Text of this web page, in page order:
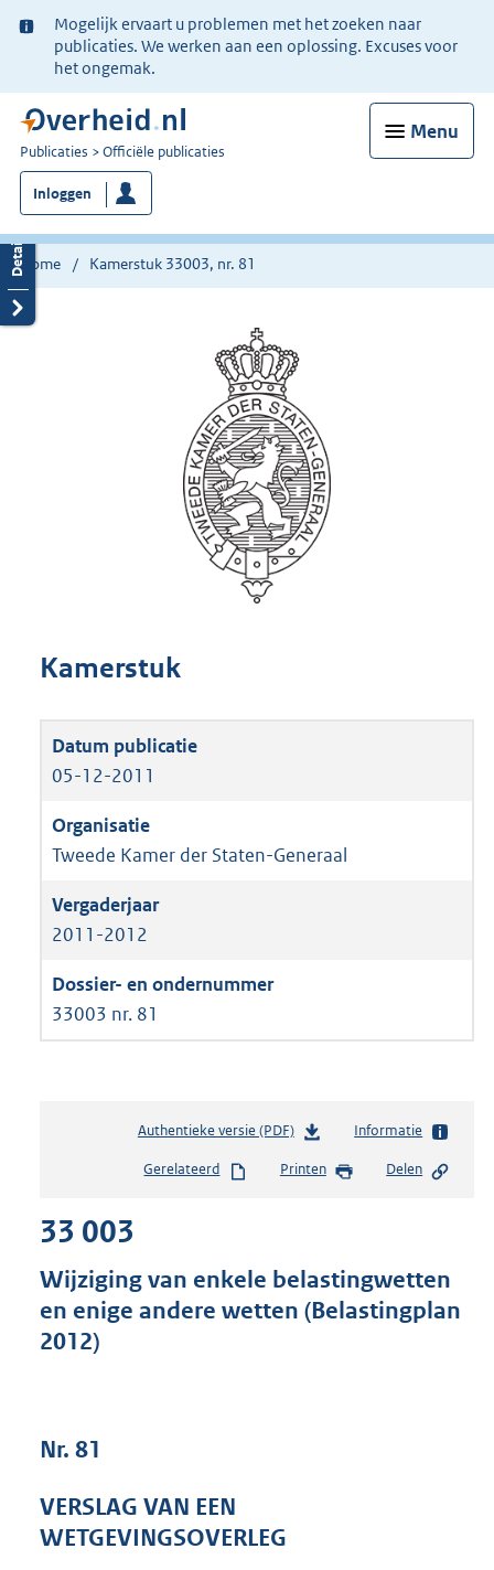
Ter
informatie:
Mogelijk ervaart u problemen met het zoeken naar
publicaties. We werken aan een oplossing. Excuses voor
het ongemak.
Menu
U
bent
nu
hier:
Publicaties Officiële publicaties
Inloggen
Home Kamerstuk 33003, nr. 81
Kamerstuk
05-12-2011
Tweede Kamer der Staten-Generaal
2011-2012
33003 nr. 81
Authentieke versie (PDF)b
s
d
s
g
Informatie
Gerelateerd Printen Delen
33 003
Wijziging van enkele belastingwetten
en enige andere wetten (Belastingplan
2012)
Nr. 81
VERSLAG VAN EEN
WETGEVINGSOVERLEG